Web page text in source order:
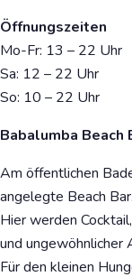
Öffnungszeiten
Mo-Fr: 13 – 22 Uhr
Sa: 12 – 22 Uhr
So: 10 – 22 Uhr
Babalumba Beach
Am öffentlichen
angelegte Beach Bar.
Hier werden
und ungewöhnlicher
Für den kleinen